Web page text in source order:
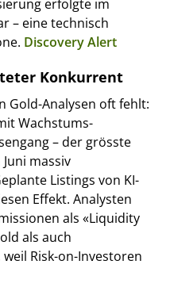
erfolgte im
– eine technisch
Discovery Alert
Konkurrent
Gold-Analysen oft fehlt:
Wachstums-
– der grösste
massiv
Listings von KI-
Effekt. Analysten
als «Liquidity
als auch
Risk-on-Investoren